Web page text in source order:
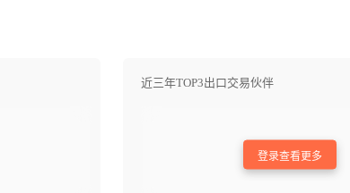
近三年TOP3出口交易伙伴
登录查看更多